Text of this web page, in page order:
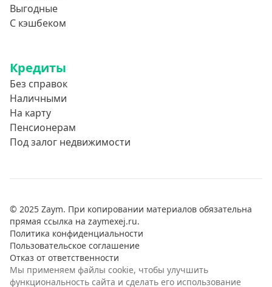
Выгодные
С кэшбеком
Кредиты
Без справок
Наличными
На карту
Пенсионерам
Под залог недвижимости
© 2025 Zaym. При копировании материалов обязательна
прямая ссылка на zaymexej.ru.
Политика конфиденциальности
Пользовательское соглашение
Отказ от ответственности
Мы применяем файлы cookie, чтобы улучшить
функциональность сайта и сделать его использование